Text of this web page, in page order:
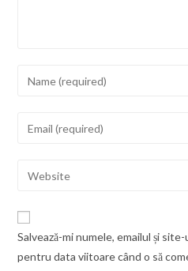
Salvează-mi numele, emailul și
pentru data viitoare când o să